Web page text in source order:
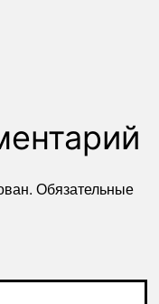
Обязательные